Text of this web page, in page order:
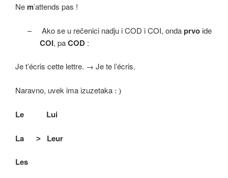
Ne m’attends pas !
– Ako se u rečenici nadju i COD i COI, ondaprvo ide
COI, paCOD :
Je t’écris cette lettre. → Je te l’écris.
Naravno, uvek ima izuzetaka : )
Le Lui
La ˃ Leur
Les